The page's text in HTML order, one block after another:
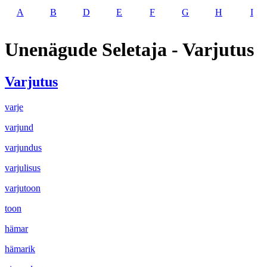
A B D E F G H I
Unenägude Seletaja - Varjutus
Varjutus
varje
varjund
varjundus
varjulisus
varjutoon
toon
hämar
hämarik